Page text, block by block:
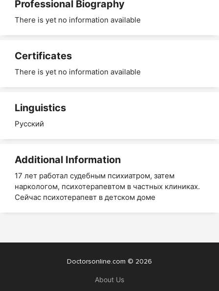
Professional Biography
There is yet no information available
Certificates
There is yet no information available
Linguistics
Русский
Additional Information
17 лет работал судебным психиатром, затем
наркологом, психотерапевтом в частных клиниках.
Сейчас психотерапевт в детском доме
Doctorsonline.com © 2026
About Us